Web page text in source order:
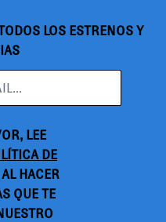
LOS ESTRENOS Y
LEE
DE
HACER
QUE TE